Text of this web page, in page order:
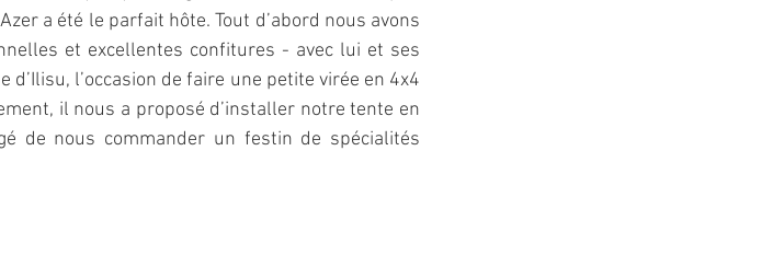
a été le parfait hôte. Tout d’abord nous avons
et excellentes confitures - avec lui et ses
l’occasion de faire une petite virée en 4x4
il nous a proposé d’installer notre tente en
de nous commander un festin de spécialités